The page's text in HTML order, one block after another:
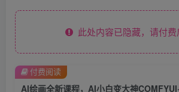
此处内容已隐藏，请付费
付费阅读